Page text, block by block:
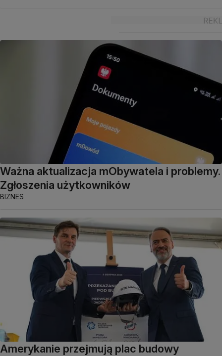
Ważna aktualizacja mObywatela i problemy.
Zgłoszenia użytkowników
BIZNES
Amerykanie przejmują plac budowy